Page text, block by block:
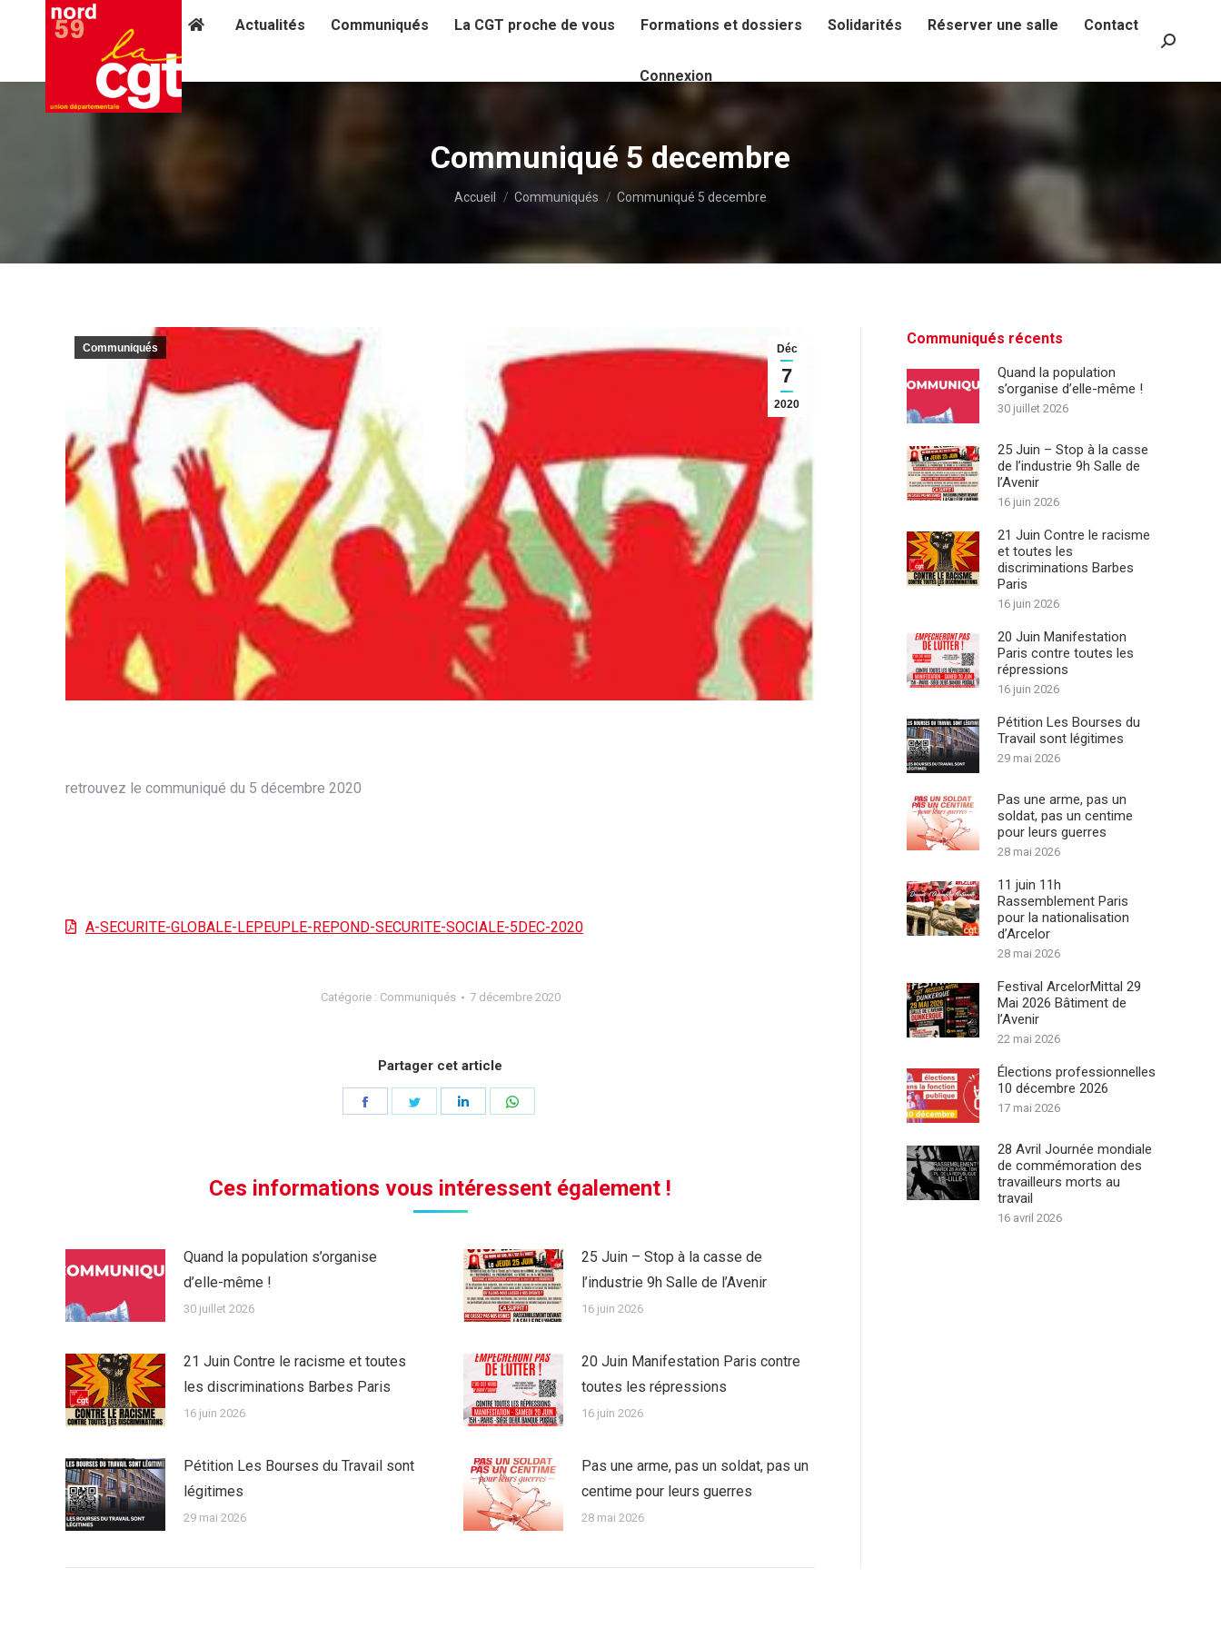
Actualités Communiqués La CGT proche de vous Formations et dossiers Solidarités Réserver une salle Contact
Connexion
Communiqué 5 decembre
Vous êtes ici :
Accueil Communiqués Communiqué 5 decembre
Déc
7
2020
Communiqués
retrouvez le communiqué du 5 décembre 2020
A-SECURITE-GLOBALE-LEPEUPLE-REPOND-SECURITE-SOCIALE-5DEC-2020
Catégorie : Communiqués 7 décembre 2020
Partager cet article
PartagerPartager PartagerPartager
Ces informations vous intéressent également !
Quand la population s’organise
d’elle-même !
30 juillet 2026
25 Juin – Stop à la casse de
l’industrie 9h Salle de l’Avenir
16 juin 2026
21 Juin Contre le racisme et toutes
les discriminations Barbes Paris
16 juin 2026
20 Juin Manifestation Paris contre
toutes les répressions
16 juin 2026
Pétition Les Bourses du Travail sont
légitimes
29 mai 2026
Pas une arme, pas un soldat, pas un
centime pour leurs guerres
28 mai 2026
Communiqués récents
Quand la population
s’organise d’elle-même !
30 juillet 2026
25 Juin – Stop à la casse
de l’industrie 9h Salle de
l’Avenir
16 juin 2026
21 Juin Contre le racisme
et toutes les
discriminations Barbes
Paris
16 juin 2026
20 Juin Manifestation
Paris contre toutes les
répressions
16 juin 2026
Pétition Les Bourses du
Travail sont légitimes
29 mai 2026
Pas une arme, pas un
soldat, pas un centime
pour leurs guerres
28 mai 2026
11 juin 11h
Rassemblement Paris
pour la nationalisation
d’Arcelor
28 mai 2026
Festival ArcelorMittal 29
Mai 2026 Bâtiment de
l’Avenir
22 mai 2026
Élections professionnelles
10 décembre 2026
17 mai 2026
28 Avril Journée mondiale
de commémoration des
travailleurs morts au
travail
16 avril 2026